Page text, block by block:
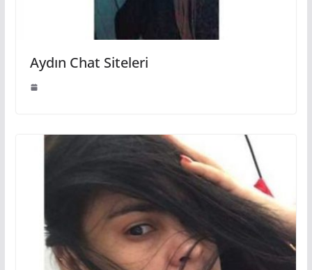
Aydın Chat Siteleri